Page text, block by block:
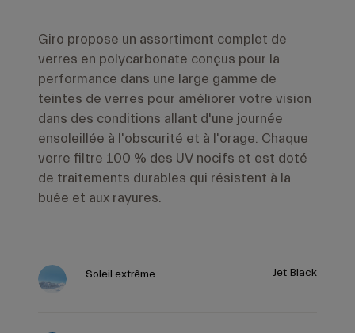
Giro propose un assortiment complet de
verres en polycarbonate conçus pour la
performance dans une large gamme de
teintes de verres pour améliorer votre vision
dans des conditions allant d'une journée
ensoleillée à l'obscurité et à l'orage. Chaque
verre filtre 100 % des UV nocifs et est doté
de traitements durables qui résistent à la
buée et aux rayures.
Soleil extrême Jet Black